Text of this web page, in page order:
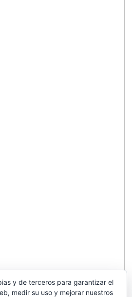
y de terceros para garantizar el
medir su uso y mejorar nuestros